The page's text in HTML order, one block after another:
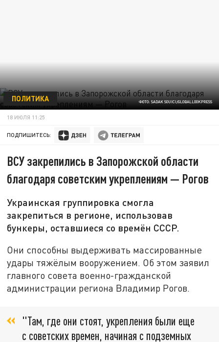
ФОТО: SADAK SOUICI/GLOBALLOOKPRESS
ПОЛИТИКА
18 ИЮЛЯ 11:25
ПОДПИШИТЕСЬ:
ВСУ закрепились в Запорожской области
благодаря советским укреплениям — Рогов
Украинская группировка смогла
закрепиться в регионе, использовав
бункеры, оставшиеся со времён СССР.
Они способны выдерживать массированные
удары тяжёлым вооружением. Об этом заявил
главного совета военно-гражданской
администрации региона Владимир Рогов.
"Там, где они стоят, укрепления были еще
с советских времен, начиная с подземных